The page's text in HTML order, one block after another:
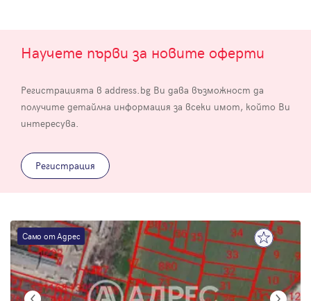
Научете първи за новите оферти
Регистрацията в address.bg Ви дава възможност да
получите детайлна информация за всеки имот, който Ви
интересува.
Регистрация
Само от Адрес